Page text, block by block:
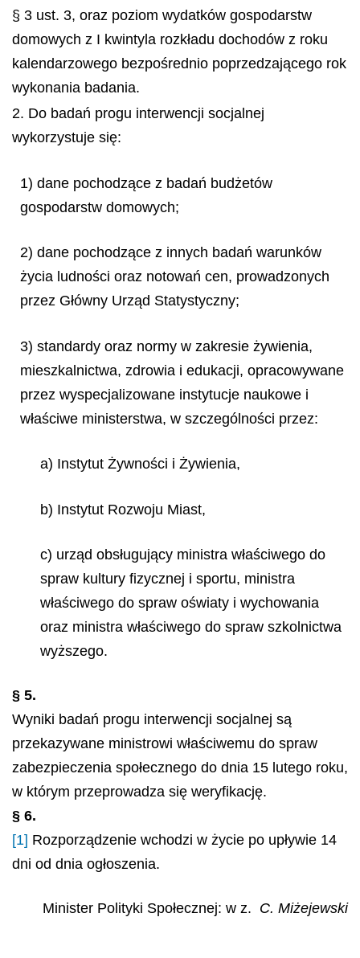
§ 3 ust. 3, oraz poziom wydatków gospodarstw
domowych z I kwintyla rozkładu dochodów z roku
kalendarzowego bezpośrednio poprzedzającego rok
wykonania badania.
2. Do badań progu interwencji socjalnej
wykorzystuje się:
1) dane pochodzące z badań budżetów
gospodarstw domowych;
2) dane pochodzące z innych badań warunków
życia ludności oraz notowań cen, prowadzonych
przez Główny Urząd Statystyczny;
3) standardy oraz normy w zakresie żywienia,
mieszkalnictwa, zdrowia i edukacji, opracowywane
przez wyspecjalizowane instytucje naukowe i
właściwe ministerstwa, w szczególności przez:
a) Instytut Żywności i Żywienia,
b) Instytut Rozwoju Miast,
c) urząd obsługujący ministra właściwego do
spraw kultury fizycznej i sportu, ministra
właściwego do spraw oświaty i wychowania
oraz ministra właściwego do spraw szkolnictwa
wyższego.
§ 5.
Wyniki badań progu interwencji socjalnej są
przekazywane ministrowi właściwemu do spraw
zabezpieczenia społecznego do dnia 15 lutego roku,
w którym przeprowadza się weryfikację.
§ 6.
[1] Rozporządzenie wchodzi w życie po upływie 14
dni od dnia ogłoszenia.
Minister Polityki Społecznej: w z. C. Miżejewski